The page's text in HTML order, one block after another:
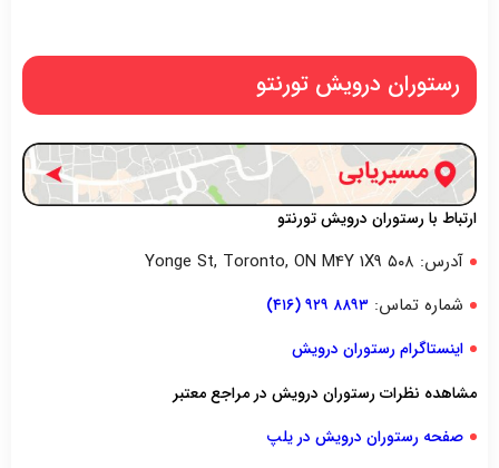
رستوران درویش تورنتو
ارتباط با رستوران درویش تورنتو
آدرس: ۵۰۸ Yonge St, Toronto, ON M4Y 1X9
شماره تماس: ۸۸۹۳ ۹۲۹ (۴۱۶)
اینستاگرام رستوران درویش
مشاهده نظرات رستوران درویش در مراجع معتبر
صفحه رستوران درویش در یلپ